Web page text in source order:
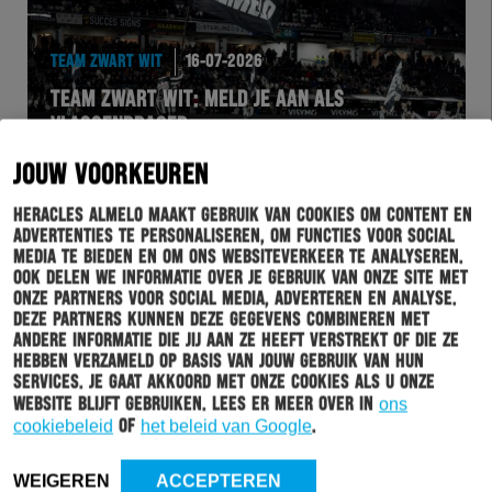
JOUW VOORKEUREN
Heracles Almelo maakt gebruik van cookies om content en
advertenties te personaliseren, om functies voor social
media te bieden en om ons websiteverkeer te analyseren.
Ook delen we informatie over je gebruik van onze site met
onze partners voor social media, adverteren en analyse.
Deze partners kunnen deze gegevens combineren met
andere informatie die jij aan ze heeft verstrekt of die ze
hebben verzameld op basis van jouw gebruik van hun
services. Je gaat akkoord met onze cookies als u onze
website blijft gebruiken. Lees er meer over in ons
cookiebeleid of het beleid van Google.
WEIGEREN ACCEPTEREN
TEAM ZWART WIT 16-07-2026
TEAM ZWART WIT: MELD JE AAN ALS
VLAGGENDRAGER
HERACLES 16-07-2026
WEER AAN: HERACLES ALMELO – VITESSE